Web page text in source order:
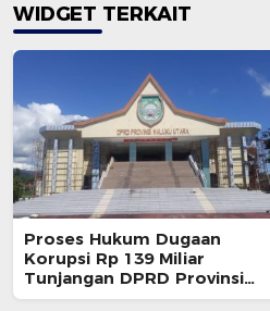
WIDGET TERKAIT
Proses Hukum Dugaan
Korupsi Rp 139 Miliar
Tunjangan DPRD Provinsi
Bakal Dihentikan ?